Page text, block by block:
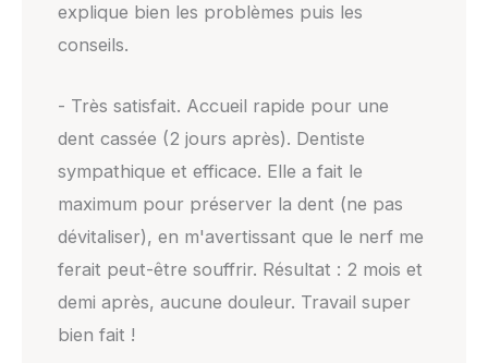
explique bien les problèmes puis les
conseils.
- Très satisfait. Accueil rapide pour une
dent cassée (2 jours après). Dentiste
sympathique et efficace. Elle a fait le
maximum pour préserver la dent (ne pas
dévitaliser), en m'avertissant que le nerf me
ferait peut-être souffrir. Résultat : 2 mois et
demi après, aucune douleur. Travail super
bien fait !